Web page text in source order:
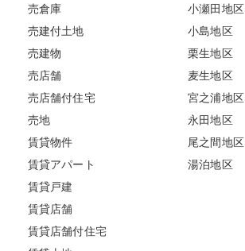
売倉庫
売建付土地
売建物
売店舗
売店舗付住宅
売地
賃貸物件
賃貸アパート
賃貸戸建
賃貸店舗
賃貸店舗付住宅
小瀬田地区
小島地区
栗生地区
麦生地区
宮之浦地区
永田地区
尾之間地区
湯泊地区